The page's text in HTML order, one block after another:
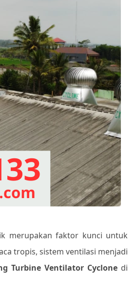
merupakan faktor kunci untuk
tropis, sistem ventilasi menjadi
Turbine Ventilator Cyclone di